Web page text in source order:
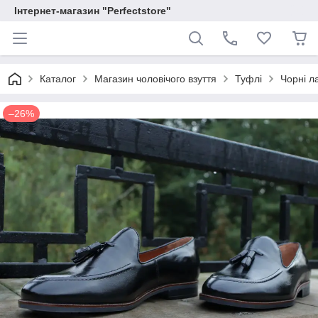
Інтернет-магазин "Perfectstore"
Каталог Магазин чоловічого взуття Туфлі Чорні
–26%